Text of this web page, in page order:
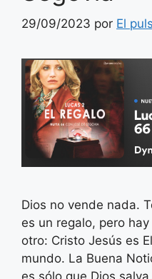
29/09/2023 por El
Dios no vende nada.
es un regalo, pero
otro: Cristo Jesús es
mundo. La Buena